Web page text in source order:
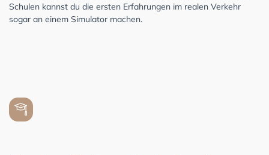
Schulen kannst du die ersten Erfahrungen im realen Verkehr
sogar an einem Simulator machen.